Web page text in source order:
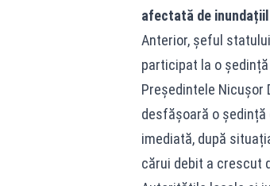
afectată de
Anterior, șeful
participat la o
Președintele Nicușor
desfășoară o
imediată, după
cărui debit a crescut